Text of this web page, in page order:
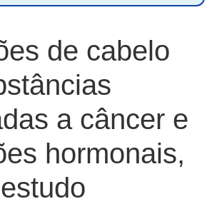
de cabelo
a câncer e
hormonais,